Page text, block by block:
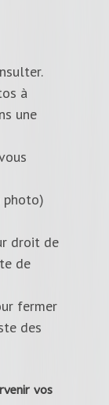
à
une
photo)
droit de
de
fermer
des
vos